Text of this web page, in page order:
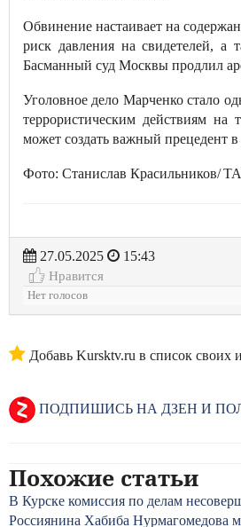
Обвинение настаивает на
риск давления на свидетелей, а
Басманный суд Москвы продлил
Уголовное дело Марченко стало
террористическим действиям на
может создать важный прецедент
Фото: Станислав Красильников/
27.05.2025
15:43
Нравится
Нет голосов
Добавь Kursktv.ru в список своих
ПОДПИШИСЬ НА ДЗЕН И
Похожие статьи
В Курске комиссия по делам
Россиянина Хабиба Нурмагомедова